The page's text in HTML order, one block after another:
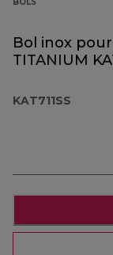
BOLS
Bol inox pour
TITANIUM
KAT711SS